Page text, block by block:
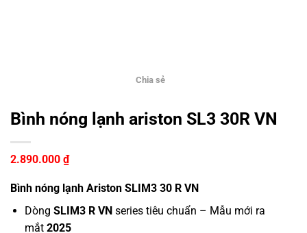
Chia sẻ
Bình nóng lạnh ariston SL3 30R VN
2.890.000 ₫
Bình nóng lạnh Ariston SLIM3 30 R VN
Dòng SLIM3 R VNseries tiêu chuẩn – Mẫu mới ra
mắt 2025